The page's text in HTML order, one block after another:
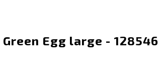
Egg large - 128546